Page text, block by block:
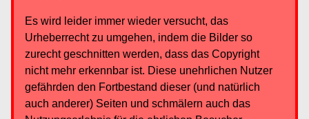
Es wird leider immer wieder versucht, das
Urheberrecht zu umgehen, indem die Bilder so
zurecht geschnitten werden, dass das Copyright
nicht mehr erkennbar ist. Diese unehrlichen Nutzer
gefährden den Fortbestand dieser (und natürlich
auch anderer) Seiten und schmälern auch das